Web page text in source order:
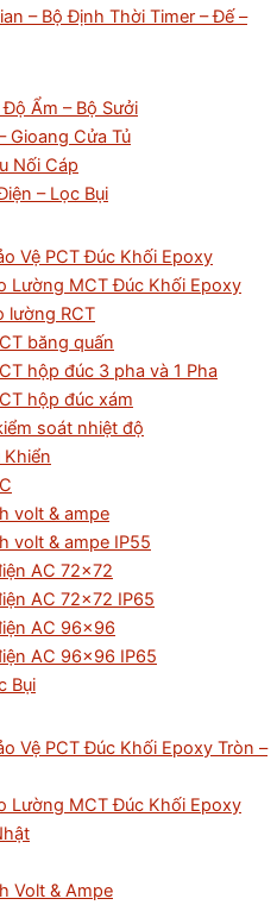
– Bộ Định Thời Timer – Đế –
Ẩm – Bộ Sưởi
Gioang Cửa Tủ
Nối Cáp
– Lọc Bụi
Vệ PCT Đúc Khối Epoxy
Lường MCT Đúc Khối Epoxy
lường RCT
băng quấn
hộp đúc 3 pha và 1 Pha
hộp đúc xám
soát nhiệt độ
Khiển
volt & ampe
volt & ampe IP55
AC 72×72
AC 72×72 IP65
AC 96×96
AC 96×96 IP65
Bụi
Vệ PCT Đúc Khối Epoxy Tròn –
Lường MCT Đúc Khối Epoxy
Volt & Ampe